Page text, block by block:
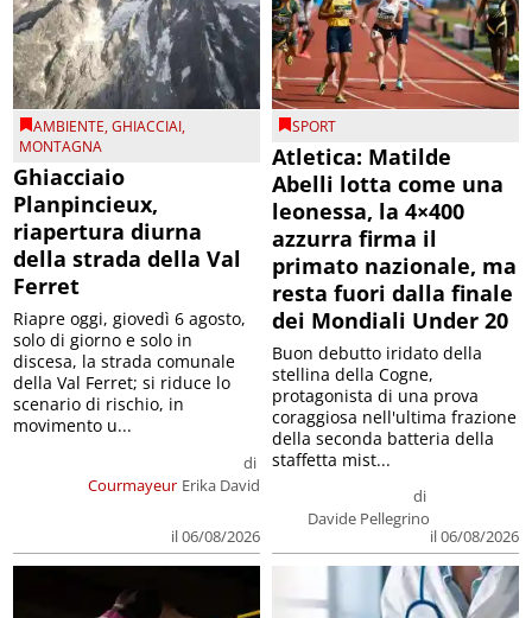
AMBIENTE,GHIACCIAI,
MONTAGNA
Ghiacciaio
Planpincieux,
riapertura diurna
della strada della Val
Ferret
Courmayeur
di
Erika David
il 06/08/2026
Riapre oggi, giovedì 6 agosto,
solo di giorno e solo in
discesa, la strada comunale
della Val Ferret; si riduce lo
scenario di rischio, in
movimento u...
SPORT
Atletica: Matilde
Abelli lotta come una
leonessa, la 4×400
azzurra firma il
primato nazionale, ma
resta fuori dalla finale
dei Mondiali Under 20
di
Davide Pellegrino
il 06/08/2026
Buon debutto iridato della
stellina della Cogne,
protagonista di una prova
coraggiosa nell'ultima frazione
della seconda batteria della
staffetta mist...